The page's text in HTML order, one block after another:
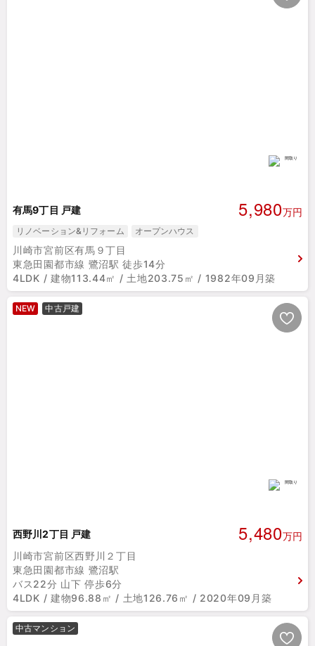
有馬9丁目 戸建 5,980万円
リノベーション&リフォーム オープンハウス
川崎市宮前区有馬９丁目
東急田園都市線 鷺沼駅 徒歩14分
4LDK / 建物113.44㎡ / 土地203.75㎡ / 1982年09月築
NEW 中古戸建
西野川2丁目 戸建 5,480万円
川崎市宮前区西野川２丁目
東急田園都市線 鷺沼駅
バス22分 山下 停歩6分
4LDK / 建物96.88㎡ / 土地126.76㎡ / 2020年09月築
中古マンション